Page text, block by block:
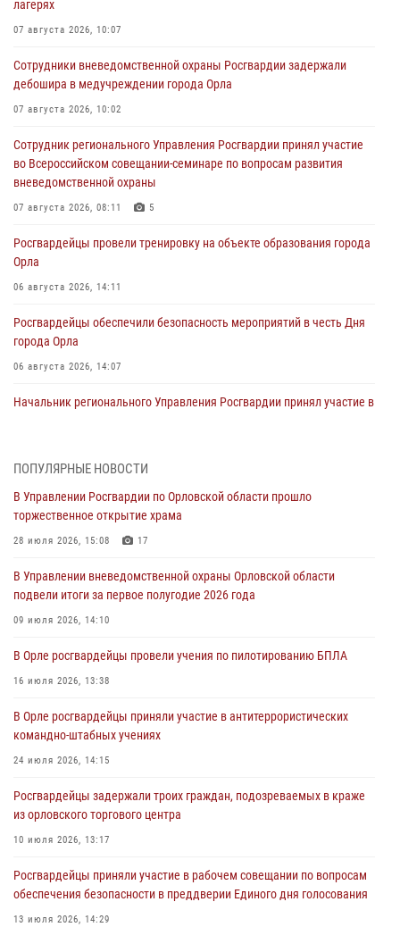
лагерях
07 августа 2026, 10:07
Сотрудники вневедомственной охраны Росгвардии задержали
дебошира в медучреждении города Орла
07 августа 2026, 10:02
Сотрудник регионального Управления Росгвардии принял участие
во Всероссийском совещании-семинаре по вопросам развития
вневедомственной охраны
07 августа 2026, 08:11 5
Росгвардейцы провели тренировку на объекте образования города
Орла
06 августа 2026, 14:11
Росгвардейцы обеспечили безопасность мероприятий в честь Дня
города Орла
06 августа 2026, 14:07
Начальник регионального Управления Росгвардии принял участие в
первое полугодие
05 августа 2026, 13:12
совершении противоправных действий
04 августа 2026, 14:21
04 августа 2026, 14:06
предоставлении госуслуг
03 августа 2026, 14:30
ПОПУЛЯРНЫЕ НОВОСТИ
В Управлении Росгвардии по Орловской области прошло
торжественное открытие храма
28 июля 2026, 15:08 17
В Управлении вневедомственной охраны Орловской области
подвели итоги за первое полугодие 2026 года
09 июля 2026, 14:10
В Орле росгвардейцы провели учения по пилотированию БПЛА
16 июля 2026, 13:38
В Орле росгвардейцы приняли участие в антитеррористических
командно-штабных учениях
24 июля 2026, 14:15
Росгвардейцы задержали троих граждан, подозреваемых в краже
из орловского торгового центра
10 июля 2026, 13:17
Росгвардейцы приняли участие в рабочем совещании по вопросам
обеспечения безопасности в преддверии Единого дня голосования
13 июля 2026, 14:29